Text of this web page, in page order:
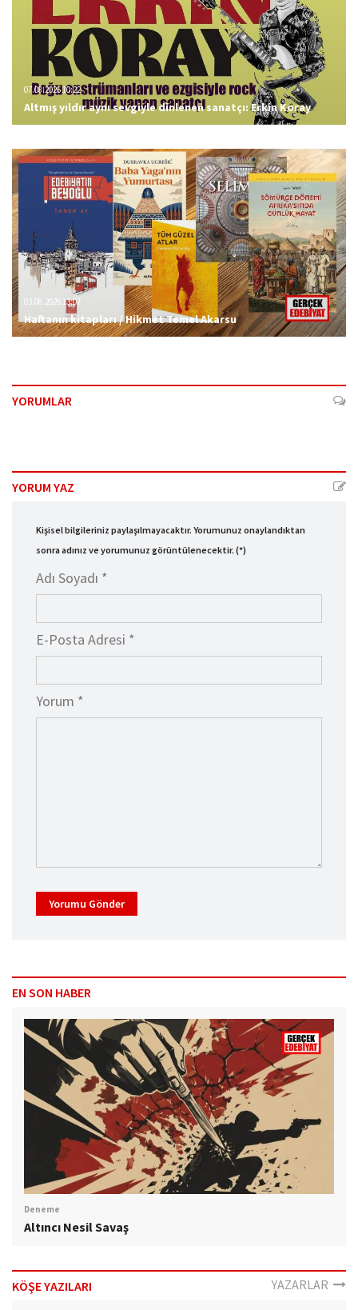
07.08.2026 10:22
Altmış yıldır aynı sevgiyle dinlenen sanatçı: Erkin Koray
03.08.2026 13:07
Haftanın kitapları / Hikmet Temel Akarsu
YORUMLAR
YORUM YAZ
Kişisel bilgileriniz paylaşılmayacaktır. Yorumunuz onaylandıktan
sonra adınız ve yorumunuz görüntülenecektir. (*)
Adı Soyadı *
E-Posta Adresi *
Yorum *
Yorumu Gönder
EN SON HABER
Deneme
Altıncı Nesil Savaş
KÖŞE YAZILARI YAZARLAR